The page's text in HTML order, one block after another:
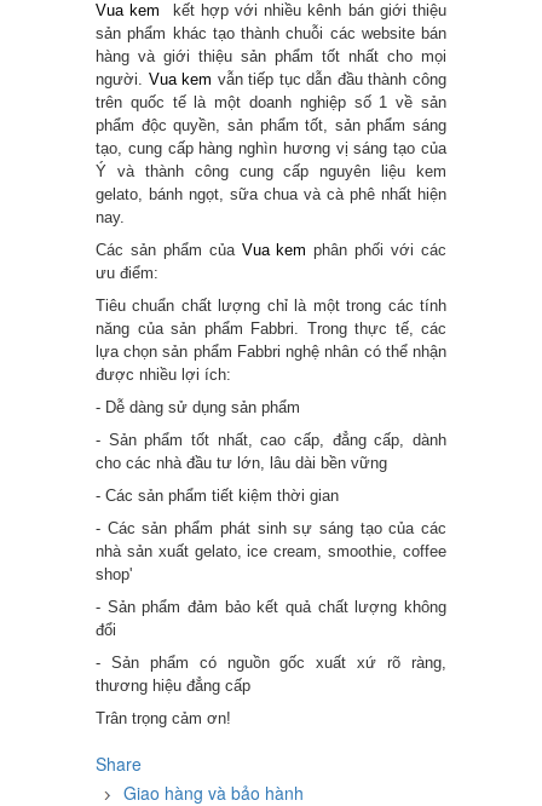
Vua kem kết hợp với nhiều kênh bán giới thiệu
sản phẩm khác tạo thành chuỗi các website bán
hàng và giới thiệu sản phẩm tốt nhất cho mọi
người. Vua kem vẫn tiếp tục dẫn đầu thành công
trên quốc tế là một doanh nghiệp số 1 về sản
phẩm độc quyền, sản phẩm tốt, sản phẩm sáng
tạo, cung cấp hàng nghìn hương vị sáng tạo của
Ý và thành công cung cấp nguyên liệu kem
gelato, bánh ngọt, sữa chua và cà phê nhất hiện
nay.
Các sản phẩm của Vua kem phân phối với các
ưu điểm:
Tiêu chuẩn chất lượng chỉ là một trong các tính
năng của sản phẩm Fabbri. Trong thực tế, các
lựa chọn sản phẩm Fabbri nghệ nhân có thể nhận
được nhiều lợi ích:
- Dễ dàng sử dụng sản phẩm
- Sản phẩm tốt nhất, cao cấp, đẳng cấp, dành
cho các nhà đầu tư lớn, lâu dài bền vững
- Các sản phẩm tiết kiệm thời gian
- Các sản phẩm phát sinh sự sáng tạo của các
nhà sản xuất gelato, ice cream, smoothie, coffee
shop'
- Sản phẩm đảm bảo kết quả chất lượng không
đổi
- Sản phẩm có nguồn gốc xuất xứ rõ ràng,
thương hiệu đẳng cấp
Trân trọng cảm ơn!
Share
Giao hàng và bảo hành